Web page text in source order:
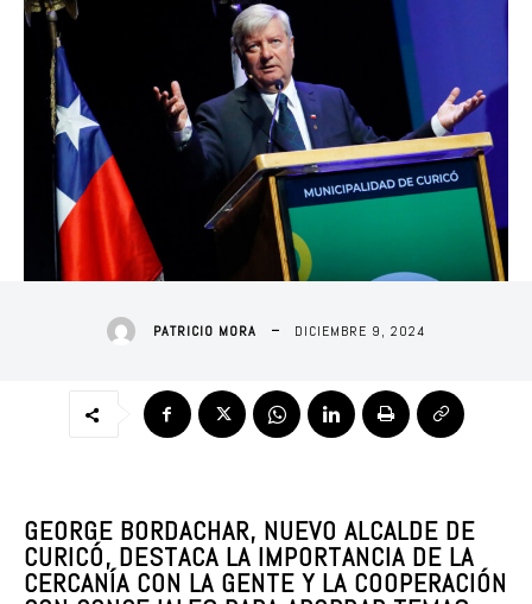
PATRICIO MORA DICIEMBRE 9, 2024
GEORGE BORDACHAR, NUEVO ALCALDE DE
CURICÓ, DESTACA LA IMPORTANCIA DE LA
CERCANÍA CON LA GENTE Y LA COOPERACIÓN